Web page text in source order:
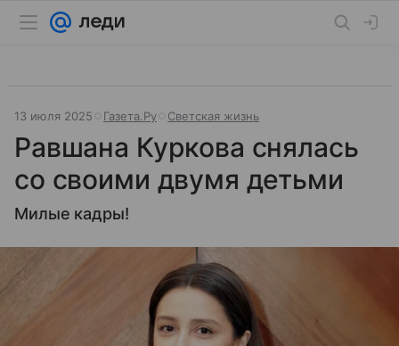
13 июля 2025 Газета.Ру Светская жизнь
Равшана Куркова снялась
со своими двумя детьми
Милые кадры!